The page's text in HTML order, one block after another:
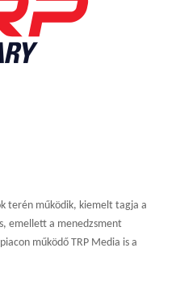
terén működik, kiemelt tagja a
emellett a menedzsment
működő TRP Media is a